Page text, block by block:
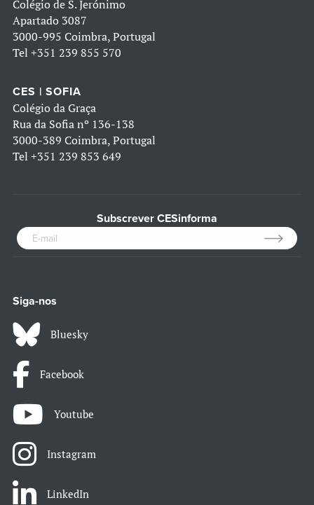
Colégio de S. Jerónimo
Apartado 3087
3000-995 Coimbra, Portugal
Tel +351 239 855 570
CES | SOFIA
Colégio da Graça
Rua da Sofia nº 136-138
3000-389 Coimbra, Portugal
Tel +351 239 853 649
Subscrever CESinforma
Siga-nos
Bluesky
Facebook
Youtube
Instagram
LinkedIn